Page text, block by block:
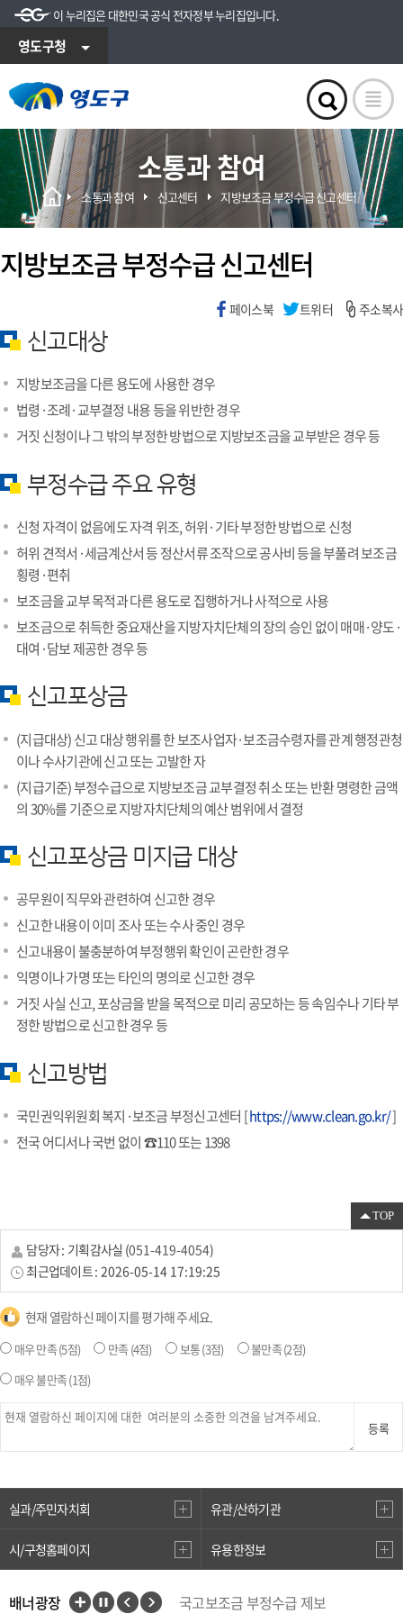
이 누리집은 대한민국 공식 전자정부 누리집입니다.
영도구청
소통과 참여
소통과 참여 신고센터 지방보조금 부정수급 신고센터
지방보조금 부정수급 신고센터
페이스북 트위터 주소복사
신고대상
지방보조금을 다른 용도에 사용한 경우
법령·조례·교부결정 내용 등을 위반한 경우
거짓 신청이나 그 밖의 부정한 방법으로 지방보조금을 교부받은 경우 등
부정수급 주요 유형
신청 자격이 없음에도 자격 위조, 허위·기타 부정한 방법으로 신청
허위 견적서·세금계산서 등 정산서류 조작으로 공사비 등을 부풀려 보조금
횡령·편취
보조금을 교부 목적과 다른 용도로 집행하거나 사적으로 사용
보조금으로 취득한 중요재산을 지방자치단체의 장의 승인 없이 매매·양도·
대여·담보 제공한 경우 등
신고포상금
(지급대상) 신고 대상 행위를 한 보조사업자·보조금수령자를 관계 행정관청
이나 수사기관에 신고 또는 고발한 자
(지급기준) 부정수급으로 지방보조금 교부결정 취소 또는 반환 명령한 금액
의 30%를 기준으로 지방자치단체의 예산 범위에서 결정
신고포상금 미지급 대상
공무원이 직무와 관련하여 신고한 경우
신고한 내용이 이미 조사 또는 수사 중인 경우
신고내용이 불충분하여 부정행위 확인이 곤란한 경우
익명이나 가명 또는 타인의 명의로 신고한 경우
거짓 사실 신고, 포상금을 받을 목적으로 미리 공모하는 등 속임수나 기타 부
정한 방법으로 신고한 경우 등
신고방법
국민권익위원회 복지·보조금 부정신고센터 [https://www.clean.go.kr/]
전국 어디서나 국번 없이 ☎110 또는 1398
TOP
담당자 : 기획감사실 (051-419-4054)
최근업데이트 : 2026-05-14 17:19:25
현재 열람하신 페이지를 평가해 주세요.
매우 만족(5점) 만족 (4점) 보통(3점) 불만족(2점)
매우 불만족(1점)
등록
실과/주민자치회 유관/산하기관
시/구청홈페이지 유용한정보
배너광장
국고보조금 부정수급 제보